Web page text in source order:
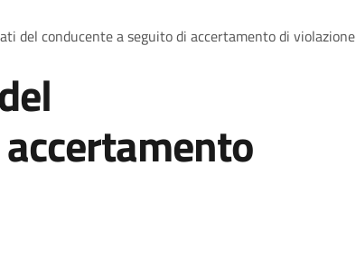
del conducente a seguito di accertamento di violazione